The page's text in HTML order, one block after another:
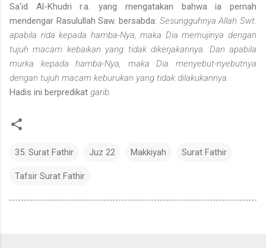
Sa'id Al-Khudri r.a. yang mengatakan bahwa ia pernah
mendengar Rasulullah Saw. bersabda: Sesungguhnya Allah Swt.
apabila rida kepada hamba-Nya, maka Dia memujinya dengan
tujuh macam kebaikan yang tidak dikerjakannya. Dan apabila
murka kepada hamba-Nya, maka Dia menyebut-nyebutnya
dengan tujuh macam keburukan yang tidak dilakukannya.
Hadis ini berpredikat garib.
35. Surat Fathir Juz 22 Makkiyah Surat Fathir
Tafsir Surat Fathir